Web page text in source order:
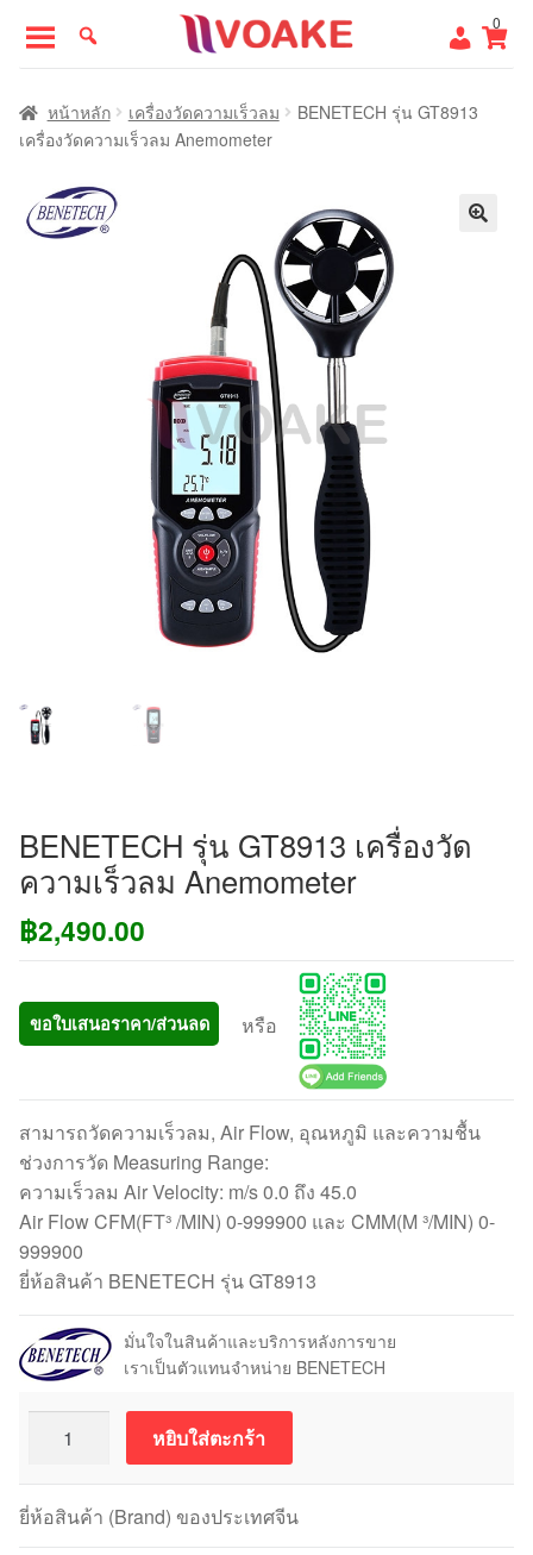
to
navigation
to
content
0
หน้าแรก
หน้าหลัก เครื่องวัดความเร็วลม
BENETECH รุ่น GT8913
เครื่องวัดความเร็วลม Anemometer
BENETECH รุ่น GT8913 เครื่องวัด
ความเร็วลม Anemometer
฿2,490.00
ขอใบเสนอราคา/ส่วนลด หรือ
สามารถวัดความเร็วลม, Air Flow, อุณหภูมิ และความชื้น
ช่วงการวัด Measuring Range:
ความเร็วลม Air Velocity: m/s 0.0 ถึง 45.0
Air Flow CFM(FT³ /MIN) 0-999900 และ CMM(M ³/MIN) 0-
999900
ยี่ห้อสินค้า BENETECH รุ่น GT8913
มั่นใจในสินค้าและบริการหลังการขาย
เราเป็นตัวแทนจำหน่าย BENETECH
BENETECH
รุ่น
GT8913
เครื่อง
หยิบใส่ตะกร้า
ยี่ห้อสินค้า (Brand) ของประเทศจีน